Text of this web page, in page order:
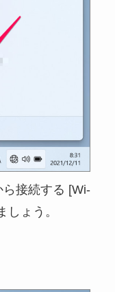
接続する [Wi-
ょう。